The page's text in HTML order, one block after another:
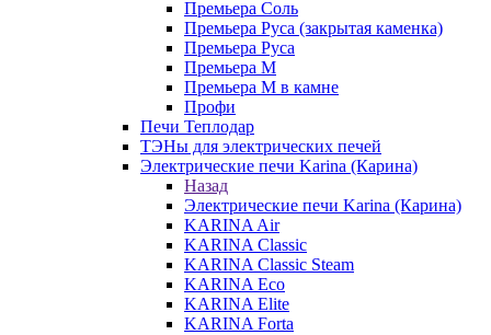
Премьера Cоль
Премьера Руса (закрытая каменка)
Премьера Руса
Премьера М
Премьера М в камне
Профи
Печи Теплодар
ТЭНы для электрических печей
Электрические печи Karina (Карина)
Назад
Электрические печи Karina (Карина)
KARINA Air
KARINA Classic
KARINA Classic Steam
KARINA Eco
KARINA Elite
KARINA Forta